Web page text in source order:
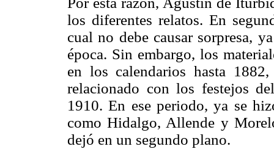
los diferentes relatos. En
cual no debe causar sorpresa,
época. Sin embargo, los
en los calendarios hasta
relacionado con los festejos
1910. En ese periodo, ya se
como Hidalgo, Allende y
dejó en un segundo plano.